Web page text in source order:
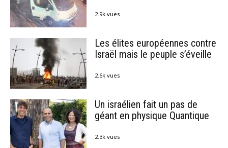
2.9k vues
Les élites européennes contre
Israël mais le peuple s’éveille
2.6k vues
Un israélien fait un pas de
géant en physique Quantique
2.3k vues